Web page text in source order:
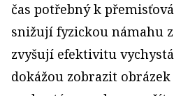
čas potřebný k
snižují fyzickou námahu
zvyšují efektivitu
dokážou zobrazit